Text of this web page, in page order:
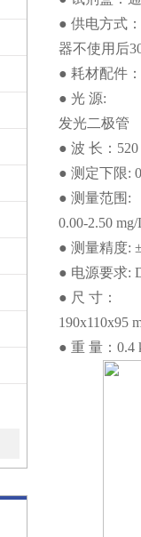
● 供电方式
器不使用后
● 耗材配件
● 光 源:
发光二极管
● 波 长：520
● 测定下限:
● 测量范围:
0.00-2.50
● 测量精度:
● 电源要求:
● 尺 寸：
190x110x95
● 重 量：0.4